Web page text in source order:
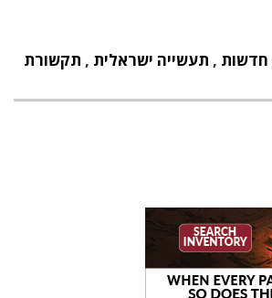
חדשות , תעשייה ישראלית , תקשורת